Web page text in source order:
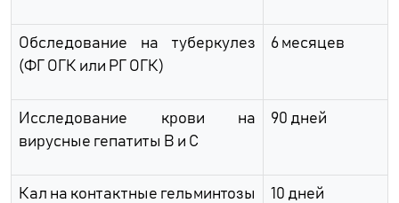
Обследование на туберкулез
(ФГ ОГК или РГ ОГК)
6 месяцев
Исследование крови на
вирусные гепатиты В и С
90 дней
Кал на контактные гельминтозы
10 дней